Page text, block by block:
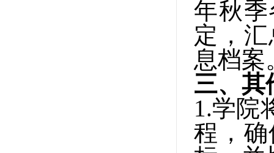
年秋
定，
息档案
三、其
1.学院
程，